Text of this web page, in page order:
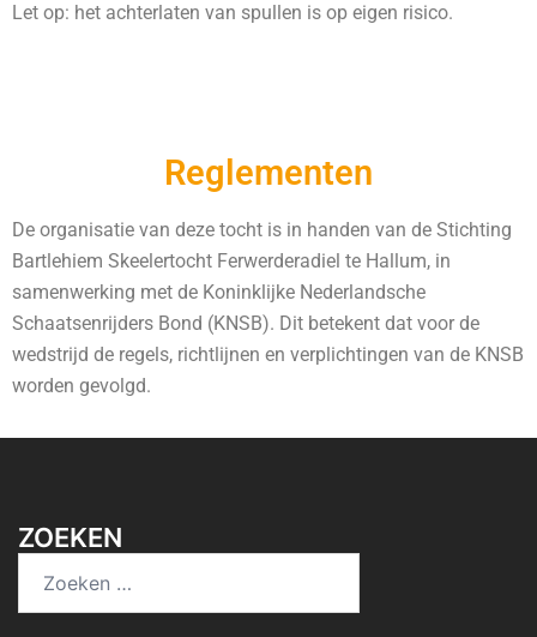
Let op: het achterlaten van spullen is op eigen risico.
Reglementen
De organisatie van deze tocht is in handen van de Stichting
Bartlehiem Skeelertocht Ferwerderadiel te Hallum, in
samenwerking met de Koninklijke Nederlandsche
Schaatsenrijders Bond (KNSB). Dit betekent dat voor de
wedstrijd de regels, richtlijnen en verplichtingen van de KNSB
worden gevolgd.
ZOEKEN